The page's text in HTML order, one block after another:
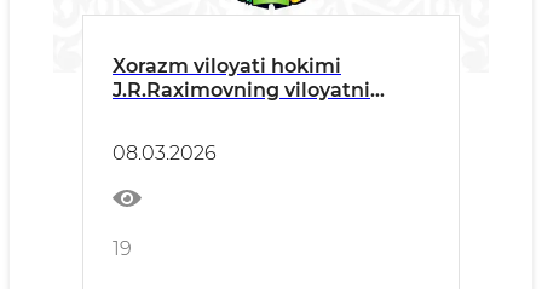
Xorazm viloyati hokimi
J.R.Raximovning viloyatni
yakunlariga bag‘ishlangan
matbuot anjumanidagi M A’ R
U Z A S I
08.03.2026
19